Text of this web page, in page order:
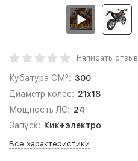
Написать отзыв
Кубатура СМ³: 300
Диаметр колес: 21x18
Мощность ЛС: 24
Запуск: Кик+электро
Все характеристики